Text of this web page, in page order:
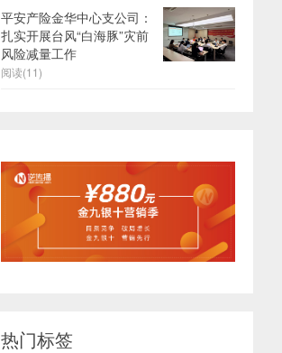
平安产险金华中心支公司：
扎实开展台风“白海豚”灾前
风险减量工作
阅读(11)
热门标签